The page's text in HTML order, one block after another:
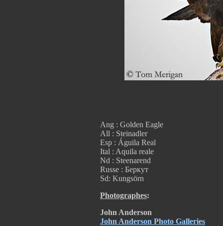
Ang : Golden Eagle
All : Steinadler
Esp : Águila Real
Ital : Aquila reale
Nd : Steenarend
Russe : Беркут
Sd: Kungsörn
Photographes:
John Anderson
John Anderson Photo Galleries